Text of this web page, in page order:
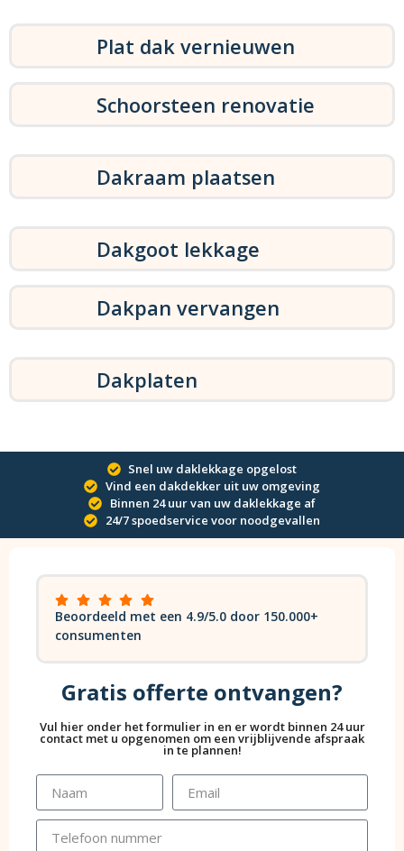
Plat dak vernieuwen
Schoorsteen renovatie
Dakraam plaatsen
Dakgoot lekkage
Dakpan vervangen
Dakplaten
Snel uw daklekkage opgelost
Vind een dakdekker uit uw omgeving
Binnen 24 uur van uw daklekkage af
24/7 spoedservice voor noodgevallen
Beoordeeld met een 4.9/5.0 door 150.000+
consumenten
Gratis offerte ontvangen?
Vul hier onder het formulier in en er wordt binnen 24 uur
contact met u opgenomen om een vrijblijvende afspraak
in te plannen!